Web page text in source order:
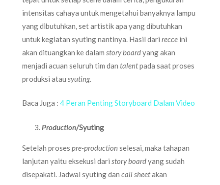
intensitas cahaya untuk mengetahui banyaknya lampu
yang dibutuhkan, set artistik apa yang dibutuhkan
untuk kegiatan syuting nantinya. Hasil dari recce ini
akan dituangkan ke dalam story boardyang akan
menjadi acuan seluruh tim dan talentpada saat proses
produksi atau syuting.
Baca Juga : 4 Peran Penting Storyboard Dalam Video
Production/Syuting
Setelah proses pre-production selesai, maka tahapan
lanjutan yaitu eksekusi dari story boardyang sudah
disepakati. Jadwal syuting dan call sheetakan